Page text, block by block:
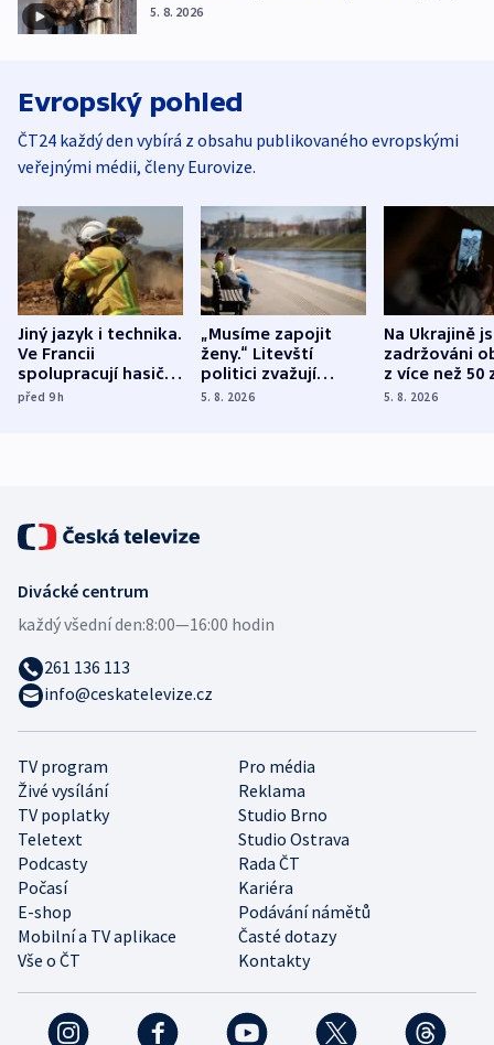
5. 8. 2026
Evropský pohled
ČT24 každý den vybírá z obsahu publikovaného evropskými
veřejnými médii, členy Eurovize.
Jiný jazyk i technika.
Ve Francii
spolupracují hasiči z
různých zemí
před 9h
„Musíme zapojit
ženy.“ Litevští
politici zvažují
dohodu o
5. 8. 2026
Na Ukrajině
zadržováni
z více než 50
Bojovali na
5. 8. 2026
TV program
Pro média
Živé vysílání
Reklama
TV poplatky
Studio Brno
Teletext
Studio Ostrava
Podcasty
Rada ČT
Počasí
Kariéra
E-shop
Podávání námětů
Mobilní a TV aplikace
Časté dotazy
Vše o ČT
Kontakty
Divácké centrum
každý všední den:8:00—16:00 hodin
261 136 113
info@ceskatelevize.cz